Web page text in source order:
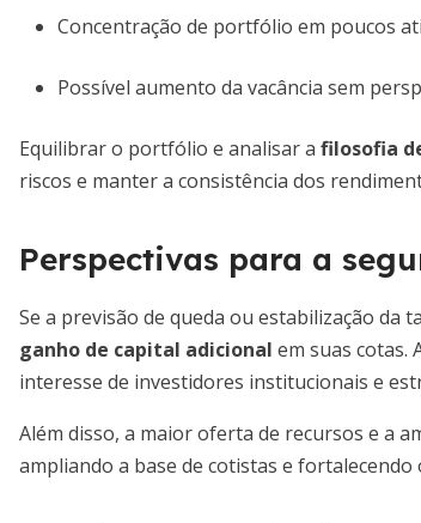
Concentração de portfólio em poucos
Possível aumento da vacância sem
Equilibrar o portfólio e analisar a filosofia
riscos e manter a consistência dos
Perspectivas para a
Se a previsão de queda ou estabilização da
ganho de capital adicional em suas cotas.
interesse de investidores institucionais e
Além disso, a maior oferta de recursos e a
ampliando a base de cotistas e fortalecendo